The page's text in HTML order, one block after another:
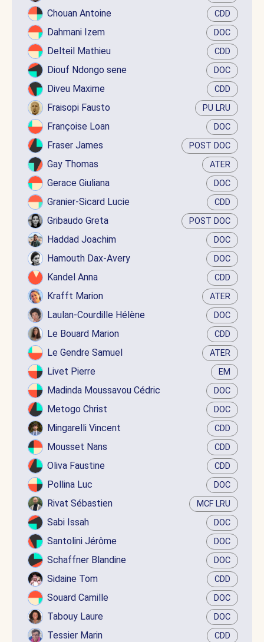
Chouan Antoine CDD
Dahmani Izem DOC
Delteil Mathieu CDD
Diouf Ndongo sene DOC
Diveu Maxime CDD
Fraisopi Fausto PU LRU
Françoise Loan DOC
Fraser James POST DOC
Gay Thomas ATER
Gerace Giuliana DOC
Granier-Sicard Lucie CDD
Gribaudo Greta POST DOC
Haddad Joachim DOC
Hamouth Dax-Avery DOC
Kandel Anna CDD
Krafft Marion ATER
Laulan-Courdille Hélène DOC
Le Bouard Marion CDD
Le Gendre Samuel ATER
Livet Pierre EM
Madinda Moussavou Cédric DOC
Metogo Christ DOC
Mingarelli Vincent CDD
Mousset Nans CDD
Oliva Faustine CDD
Pollina Luc DOC
Rivat Sébastien MCF LRU
Sabi Issah DOC
Santolini Jérôme DOC
Schaffner Blandine DOC
Sidaine Tom CDD
Souard Camille DOC
Tabouy Laure DOC
Tessier Marin CDD